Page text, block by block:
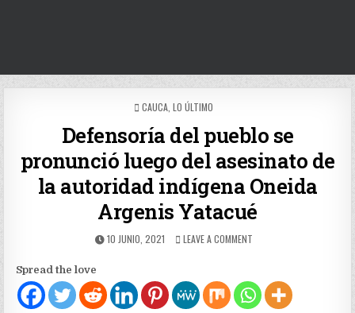
POSTED
CAUCA LO ÚLTIMO
Defensoría del pueblo se
pronunció luego del asesinato de
la autoridad indígena Oneida
Argenis Yatacué
PUBLISHED
10 JUNIO, 2021 LEAVE A COMMENTON
PUEBLO
SE
PRONUNCIÓ
Spread the love